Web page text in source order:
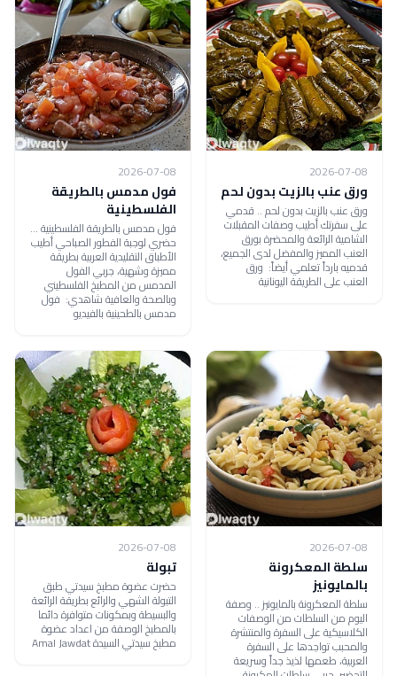
2026-07-08
ورق عنب بالزيت بدون لحم
ورق عنب بالزيت بدون لحم .. قدمي
على سفرتك أطيب وصفات المقبلات
الشامية الرائعة والمحضرة بورق
العنب المميز والمفضل لدى الجميع،
قدميه بارداً تعلمي أيضاً: ورق
العنب على الطريقة اليونانية
2026-07-08
فول مدمس بالطريقة
الفلسطينية
فول مدمس بالطريقة الفلسطينية ...
حضري لوجبة الفطور الصباحي أطيب
الأطباق التقليدية العربية بطريقة
مميزة وشهية، جربي الفول
المدمس من المطبخ الفلسطيني
وبالصحة والعافية شاهدي: فول
مدمس بالطحينية بالفيديو
2026-07-08
سلطة المعكرونة
بالمايونيز
سلطة المعكرونة بالمايونيز .. وصفة
اليوم من السلطات من الوصفات
الكلاسيكية على السفرة والمنتشرة
والمحبب تواجدها على السفرة
العربية، طعمها لذيذ جداً وسريعة
2026-07-08
تبولة
حضرت عضوة مطبخ سيدتي طبق
التبولة الشهي والرائع بطريقة الرائعة
والبسيطة وبمكونات متوافرة دائما
بالمطبخ الوصفة من اعداد عضوة
مطبخ سيدتي السيدة Amal Jawdat